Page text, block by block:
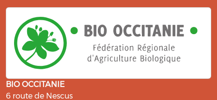
BIO OCCITANIE
6 route de Nescus